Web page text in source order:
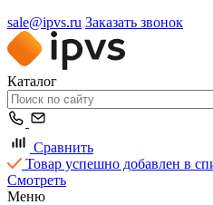
sale@ipvs.ru Заказать звонок
Каталог
Сравнить
Товар успешно добавлен в
Смотреть
Меню